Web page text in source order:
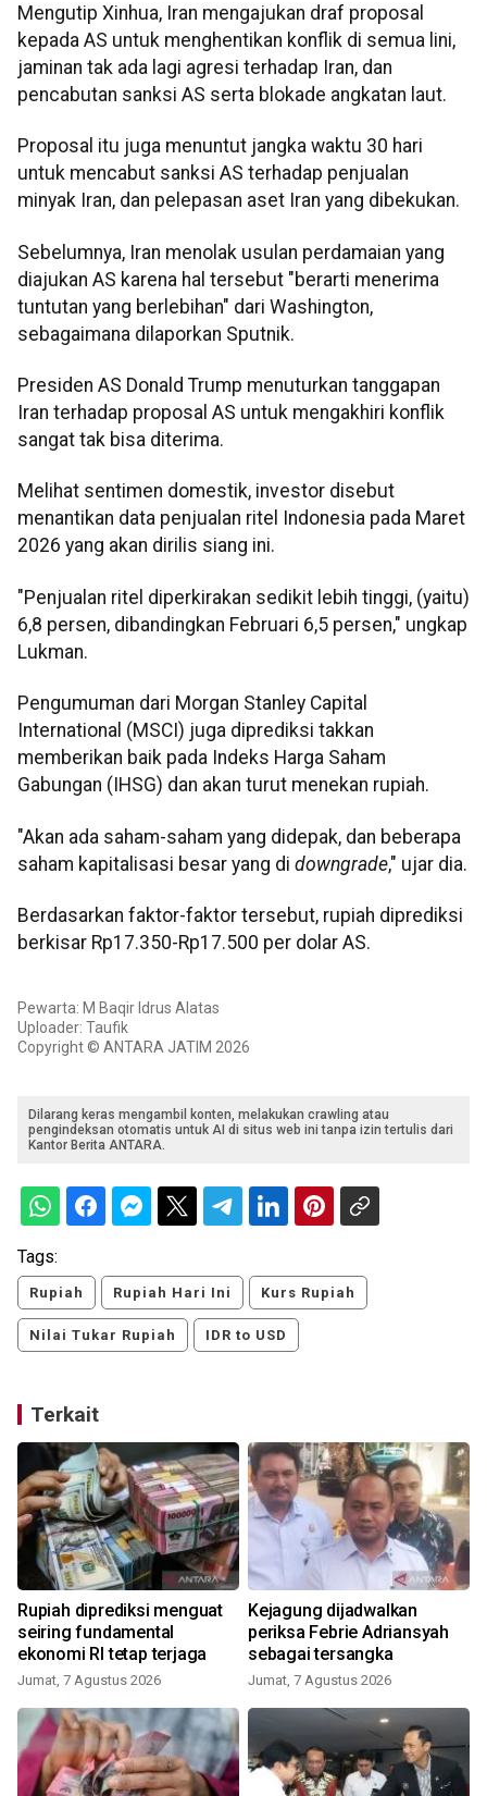
Mengutip Xinhua, Iran mengajukan draf proposal
kepada AS untuk menghentikan konflik di semua lini,
jaminan tak ada lagi agresi terhadap Iran, dan
pencabutan sanksi AS serta blokade angkatan laut.
Proposal itu juga menuntut jangka waktu 30 hari
untuk mencabut sanksi AS terhadap penjualan
minyak Iran, dan pelepasan aset Iran yang dibekukan.
Sebelumnya, Iran menolak usulan perdamaian yang
diajukan AS karena hal tersebut "berarti menerima
tuntutan yang berlebihan" dari Washington,
sebagaimana dilaporkan Sputnik.
Presiden AS Donald Trump menuturkan tanggapan
Iran terhadap proposal AS untuk mengakhiri konflik
sangat tak bisa diterima.
Melihat sentimen domestik, investor disebut
menantikan data penjualan ritel Indonesia pada Maret
2026 yang akan dirilis siang ini.
"Penjualan ritel diperkirakan sedikit lebih tinggi, (yaitu)
6,8 persen, dibandingkan Februari 6,5 persen," ungkap
Lukman.
Pengumuman dari Morgan Stanley Capital
International (MSCI) juga diprediksi takkan
memberikan baik pada Indeks Harga Saham
Gabungan (IHSG) dan akan turut menekan rupiah.
"Akan ada saham-saham yang didepak, dan beberapa
saham kapitalisasi besar yang di downgrade," ujar dia.
Berdasarkan faktor-faktor tersebut, rupiah diprediksi
berkisar Rp17.350-Rp17.500 per dolar AS.
Pewarta: M Baqir Idrus Alatas
Uploader: Taufik
Copyright © ANTARA JATIM 2026
Dilarang keras mengambil konten, melakukan crawling atau
pengindeksan otomatis untuk AI di situs web ini tanpa izin tertulis dari
Kantor Berita ANTARA.
Tags:
Rupiah Rupiah Hari Ini Kurs Rupiah
Nilai Tukar Rupiah IDR to USD
Terkait
Rupiah diprediksi menguat
seiring fundamental
ekonomi RI tetap terjaga
Jumat, 7 Agustus 2026
Kejagung dijadwalkan
periksa Febrie Adriansyah
sebagai tersangka
Jumat, 7 Agustus 2026